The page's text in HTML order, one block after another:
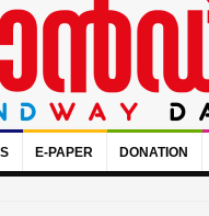
E-PAPER DONATION